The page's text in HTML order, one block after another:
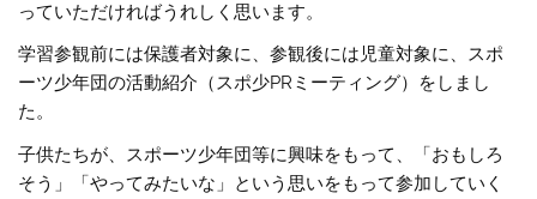
っていただければうれしく思います。
学習参観前には保護者対象に、参観後には児童対象に、スポ
ーツ少年団の活動紹介（スポ少PRミーティング）をしまし
た。
子供たちが、スポーツ少年団等に興味をもって、「おもしろ
そう」「やってみたいな」という思いをもって参加していく